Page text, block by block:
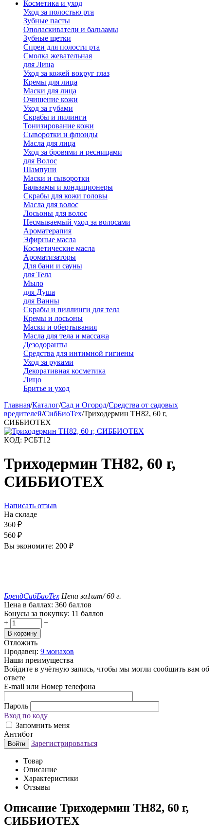
Косметика и уход
Уход за полостью рта
Зубные пасты
Ополаскиватели и бальзамы
Зубные щетки
Спреи для полости рта
Смолка жевательная
для Лица
Уход за кожей вокруг глаз
Кремы для лица
Маски для лица
Очищение кожи
Уход за губами
Скрабы и пилинги
Тонизирование кожи
Сыворотки и флюиды
Масла для лица
Уход за бровями и ресницами
для Волос
Шампуни
Маски и сыворотки
Бальзамы и кондиционеры
Скрабы для кожи головы
Масла для волос
Лосьоны для волос
Несмываемый уход за волосами
Ароматерапия
Эфирные масла
Косметические масла
Ароматизаторы
Для бани и сауны
для Тела
Мыло
для Душа
для Ванны
Скрабы и пиллинги для тела
Кремы и лосьоны
Маски и обертывания
Масла для тела и массажа
Дезодоранты
Средства для интимной гигиены
Уход за руками
Декоративная косметика
Лицо
Бритье и уход
Главная/Каталог/Сад и Огород/Средства от садовых
вредителей/СибБиоТех/Триходермин ТН82, 60 г,
СИББИОТЕХ
КОД: РСБТ12
Триходермин ТН82, 60 г,
СИББИОТЕХ
Написать отзыв
На складе
360 ₽
560 ₽
Вы экономите: 200 ₽
БрендСибБиоТех Цена за1шт/ 60 г.
Цена в баллах: 360 баллов
Бонусы за покупку: 11 баллов
+
−
В корзину
Отложить
Продавец: 9 монахов
Наши преимущества
Войдите в учётную запись, чтобы мы могли сообщить вам об
ответе
E-mail или Номер телефона
Пароль
Вход по коду
Запомнить меня
Антибот
Войти Зарегистрироваться
Товар
Описание
Характеристики
Отзывы
Описание Триходермин ТН82, 60 г,
СИББИОТЕХ